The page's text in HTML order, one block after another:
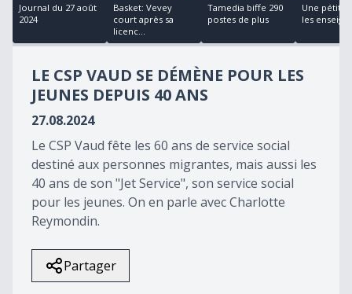
17
minutes,
seconds
Journal du 27 août
2024
Basket: Vevey
court après sa
licenc...
Tamedia biffe 290
postes de plus
Une
les
LE CSP VAUD SE DÉMÈNE POUR LES
JEUNES DEPUIS 40 ANS
27.08.2024
Le CSP Vaud fête les 60 ans de service social
destiné aux personnes migrantes, mais aussi les
40 ans de son "Jet Service", son service social
pour les jeunes. On en parle avec Charlotte
Reymondin.
Partager